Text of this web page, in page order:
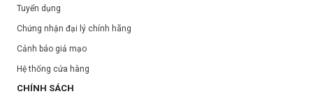
Tuyển dụng
Chứng nhận đại lý chính hãng
Cảnh báo giả mạo
Hệ thống cửa hàng
CHÍNH SÁCH